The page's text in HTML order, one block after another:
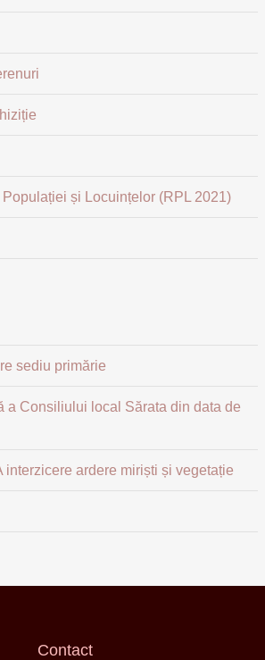
și Locuințelor (RPL 2021)
sediu primărie
a Consiliului local Sărata din data de
interzicere ardere miriști și vegetație
Contact